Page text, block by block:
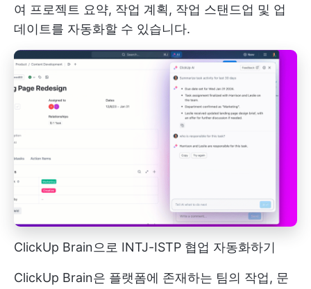
여 프로젝트 요약, 작업 계획, 작업 스탠드업 및 업
데이트를 자동화할 수 있습니다.
ClickUp Brain으로 INTJ-ISTP 협업 자동화하기
ClickUp Brain은 플랫폼에 존재하는 팀의 작업, 문